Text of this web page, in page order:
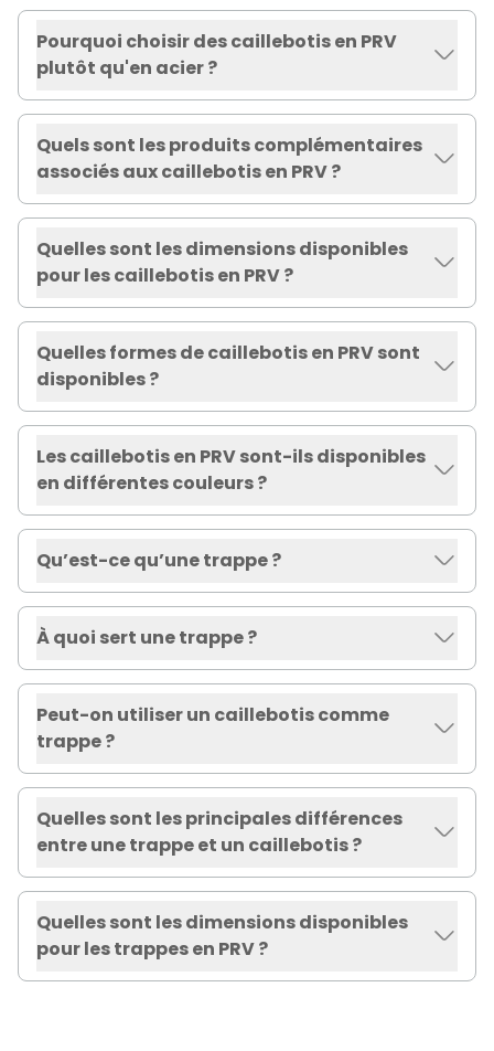
Pourquoi choisir des caillebotis en PRV
plutôt qu'en acier ?
Quels sont les produits complémentaires
associés aux caillebotis en PRV ?
Quelles sont les dimensions disponibles
pour les caillebotis en PRV ?
Quelles formes de caillebotis en PRV sont
disponibles ?
Les caillebotis en PRV sont-ils disponibles
en différentes couleurs ?
Qu’est-ce qu’une trappe ?
À quoi sert une trappe ?
Peut-on utiliser un caillebotis comme
trappe ?
Quelles sont les principales différences
entre une trappe et un caillebotis ?
Quelles sont les dimensions disponibles
pour les trappes en PRV ?